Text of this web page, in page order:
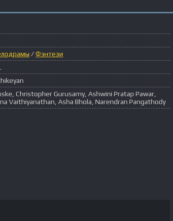
/Фэнтези
Christopher Gurusamy, Ashwini Pratap Pawar,
Vaithiyanathan, Asha Bhola, Narendran Pangathody